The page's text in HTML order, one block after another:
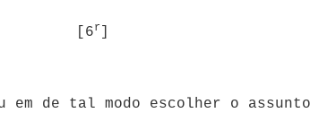
[6r
de tal modo escolher o